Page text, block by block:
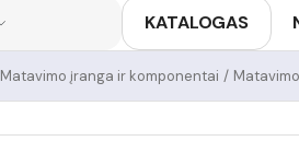
KATALOGAS
/
Matavimo įranga ir komponentai